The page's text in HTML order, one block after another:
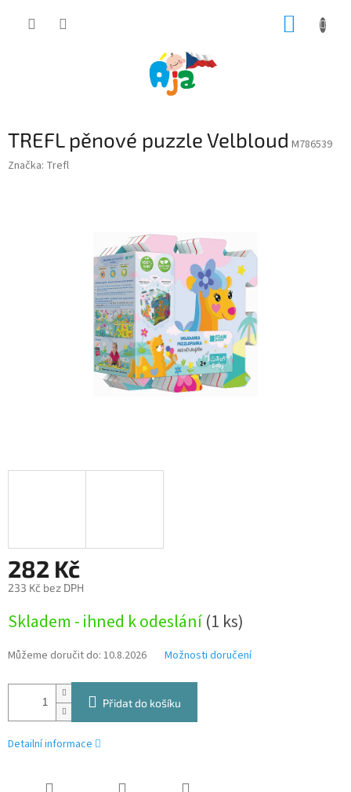
TREFL pěnové puzzle Velbloud M786539
Značka: Trefl
282 Kč
233 Kč bez DPH
cena:
Skladem - ihned k odeslání(1 ks)
Můžeme doručit do: 10.8.2026 Možnosti doručení
Přidat do košíku
Detailní informace